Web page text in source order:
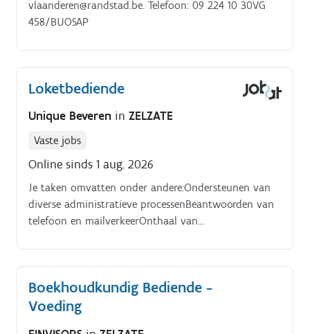
vlaanderen@randstad.be. Telefoon: 09 224 10 30VG
458/BUOSAP
Loketbediende
Unique Beveren in ZELZATE
Vaste jobs
Online sinds 1 aug. 2026
Je taken omvatten onder andere:Ondersteunen van
diverse administratieve processenBeantwoorden van
telefoon en mailverkeerOnthaal van
facturatieOpstellen van rapporten in Excel
Boekhoudkundig Bediende -
Voeding